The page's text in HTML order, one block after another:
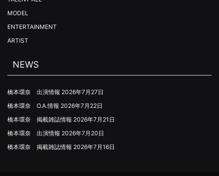
MODEL
ENTERTAINMENT
ARTIST
NEWS
橋本環奈 出演情報 2026年7月27日
橋本環奈 O.A.情報 2026年7月22日
橋本環奈 掲載雑誌情報 2026年7月21日
橋本環奈 出演情報 2026年7月20日
橋本環奈 掲載雑誌情報 2026年7月16日